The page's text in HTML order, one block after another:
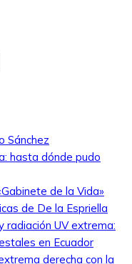
Sánchez
hasta dónde pudo
de la Vida»
de De la Espriella
radiación UV extrema:
en Ecuador
derecha con la